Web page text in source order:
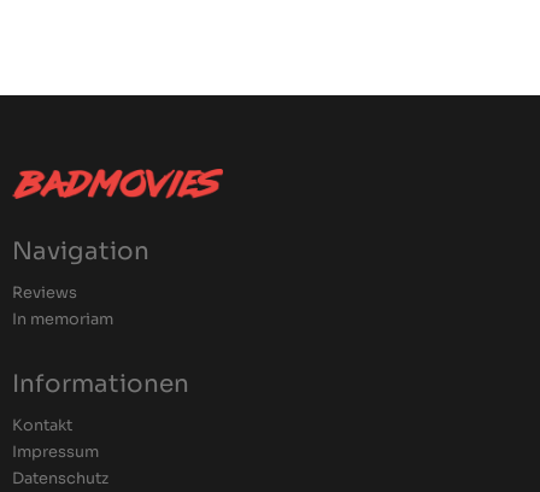
Navigation
Reviews
In memoriam
Informationen
Kontakt
Impressum
Datenschutz